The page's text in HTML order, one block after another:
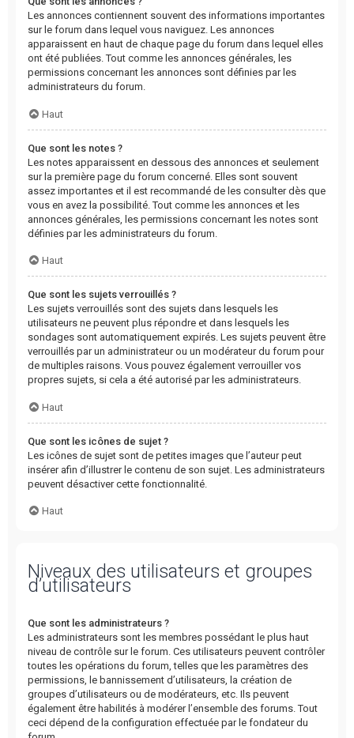
Les annonces contiennent souvent des informations importantes
sur le forum dans lequel vous naviguez. Les annonces
apparaissent en haut de chaque page du forum dans lequel elles
ont été publiées. Tout comme les annonces générales, les
permissions concernant les annonces sont définies par les
administrateurs du forum.
Haut
Que sont les notes ?
Les notes apparaissent en dessous des annonces et seulement
sur la première page du forum concerné. Elles sont souvent
assez importantes et il est recommandé de les consulter dès que
vous en avez la possibilité. Tout comme les annonces et les
annonces générales, les permissions concernant les notes sont
définies par les administrateurs du forum.
Haut
Que sont les sujets verrouillés ?
Les sujets verrouillés sont des sujets dans lesquels les
utilisateurs ne peuvent plus répondre et dans lesquels les
sondages sont automatiquement expirés. Les sujets peuvent être
verrouillés par un administrateur ou un modérateur du forum pour
de multiples raisons. Vous pouvez également verrouiller vos
propres sujets, si cela a été autorisé par les administrateurs.
Haut
Que sont les icônes de sujet ?
Les icônes de sujet sont de petites images que l’auteur peut
insérer afin d’illustrer le contenu de son sujet. Les administrateurs
peuvent désactiver cette fonctionnalité.
Haut
Niveaux des utilisateurs et groupes
d’utilisateurs
Que sont les administrateurs ?
Les administrateurs sont les membres possédant le plus haut
niveau de contrôle sur le forum. Ces utilisateurs peuvent contrôler
toutes les opérations du forum, telles que les paramètres des
permissions, le bannissement d’utilisateurs, la création de
groupes d’utilisateurs ou de modérateurs, etc. Ils peuvent
également être habilités à modérer l’ensemble des forums. Tout
ceci dépend de la configuration effectuée par le fondateur du